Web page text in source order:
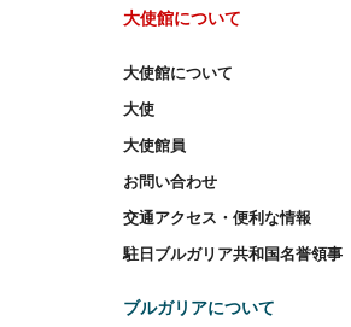
大使館について
大使館について
大使
大使館員
お問い合わせ
交通アクセス・便利な情報
駐日ブルガリア共和国名誉領事
ブルガリアについて